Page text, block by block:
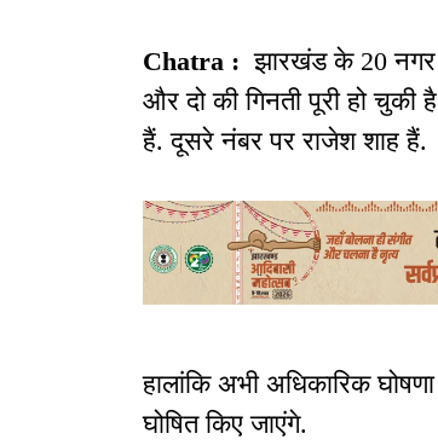
Chatra : झारखंड के 20 नगर
और दो की गिनती पूरी हो
हैं. दूसरे नंबर पर राजेश शाह हैं.
हालांकि अभी अधिकारिक
घोषित किए जाएंगे.